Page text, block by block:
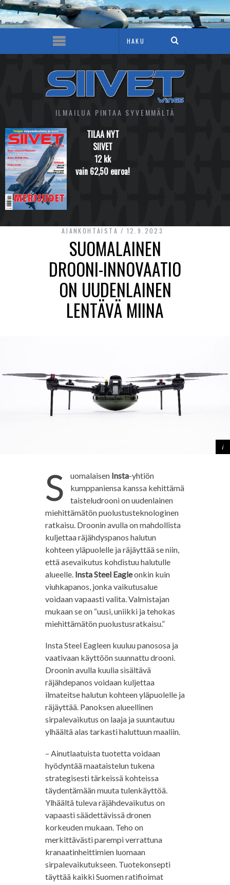
ILMAILUA PINTAA SYVEMMÄLTÄ
TILAA NYT
SIIVET
12 kk
vain 62,50 euroa!
AJANKOHTAISTA 12.9.2023
SUOMALAINEN
DROONI-INNOVAATIO
ON UUDENLAINEN
LENTÄVÄ MIINA
S uomalaisen Insta-yhtiön
kumppaniensa kanssa kehittämä
taisteludrooni on uudenlainen
miehittämätön puolustusteknologinen
ratkaisu. Droonin avulla on mahdollista
kuljettaa räjähdyspanos halutun
kohteen yläpuolelle ja räjäyttää se niin,
että asevaikutus kohdistuu halutulle
alueelle.Insta Steel Eagleonkin kuin
viuhkapanos, jonka vaikutusalue
voidaan vapaasti valita. Valmistajan
mukaan se on “uusi, uniikki ja tehokas
miehittämätön puolustusratkaisu.”
Insta Steel Eagleen kuuluu panososa ja
vaativaan käyttöön suunnattu drooni.
Droonin avulla kuulia sisältävä
räjähdepanos voidaan kuljettaa
ilmateitse halutun kohteen yläpuolelle ja
räjäyttää. Panoksen alueellinen
sirpalevaikutus on laaja ja suuntautuu
ylhäältä alas tarkasti haluttuun maaliin.
– Ainutlaatuista tuotetta voidaan
hyödyntää maataistelun tukena
strategisesti tärkeissä kohteissa
täydentämään muuta tulenkäyttöä.
Ylhäältä tuleva räjähdevaikutus on
vapaasti säädettävissä dronen
korkeuden mukaan. Teho on
merkittävästi parempi verrattuna
kranaatinheittimien luomaan
sirpalevaikutukseen. Tuotekonsepti
täyttää kaikki Suomen ratifioimat